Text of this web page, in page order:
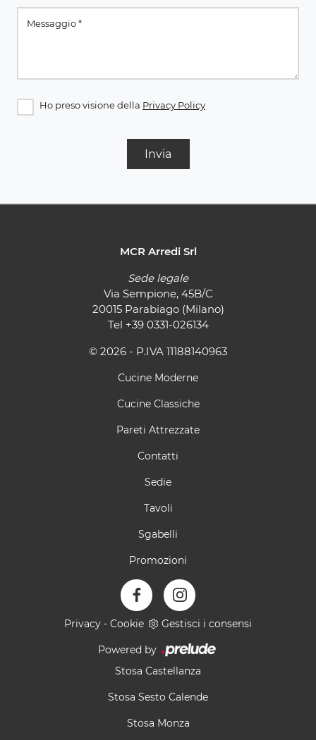
Ho preso visione della Privacy Policy
Invia
MCR Arredi Srl
Sede legale
Via Sempione, 45B/C
20015 Parabiago (Milano)
Tel +39 0331-026134
© 2026 - P.IVA 11188140963
Cucine Moderne
Cucine Classiche
Pareti Attrezzate
Contatti
Sedie
Tavoli
Sgabelli
Promozioni
Privacy - Cookie Gestisci i consensi
Powered by
Stosa Castellanza
Stosa Sesto Calende
Stosa Monza